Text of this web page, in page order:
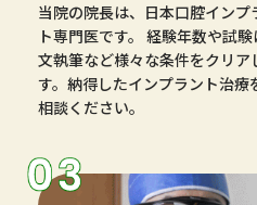
当院の院長は、日本口腔イン
ト専門医です。 経験年数や試
文執筆など様々な条件をクリ
す。納得したインプラント治
相談ください。